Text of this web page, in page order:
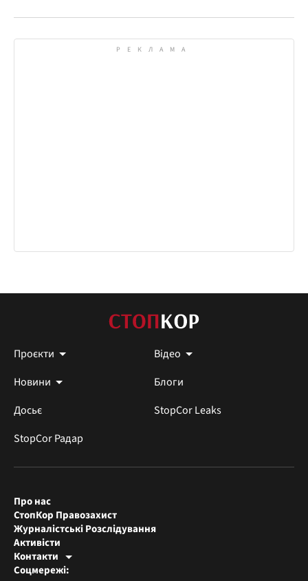
Проєкти
Відео
Новини
Блоги
Досьє
StopCor Leaks
StopCor Радар
Про нас
СтопКор Правозахист
Журналістські Розслідування
Активісти
Контакти
Редакція СтопКора
Соцмережі: